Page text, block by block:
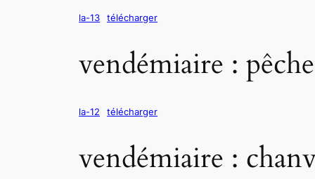
la-13 télécharger
vendémiaire : pêche
la-12 télécharger
vendémiaire :